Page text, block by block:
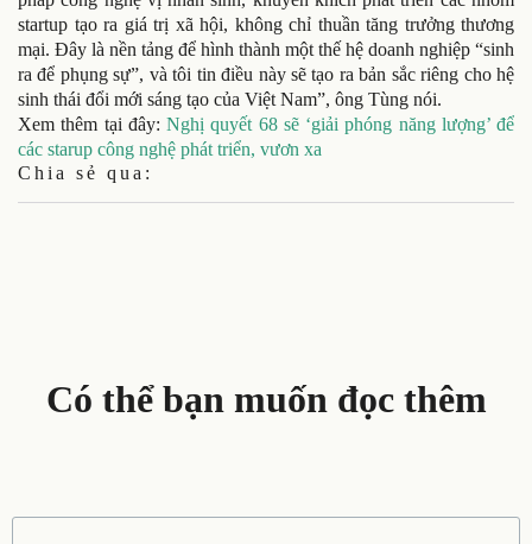
startup tạo ra giá trị xã hội, không chỉ thuần tăng trưởng thương
mại. Đây là nền tảng để hình thành một thế hệ doanh nghiệp “sinh
ra để phụng sự”, và tôi tin điều này sẽ tạo ra bản sắc riêng cho hệ
sinh thái đổi mới sáng tạo của Việt Nam”, ông Tùng nói.
Xem thêm tại đây: Nghị quyết 68 sẽ ‘giải phóng năng lượng’ để
các starup công nghệ phát triển, vươn xa
Chia sẻ qua:
Có thể bạn muốn đọc thêm